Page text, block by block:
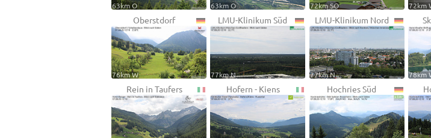
63km O 63km O 72km SO 72km
Oberstdorf
76km W
LMU-Klinikum Süd
77km N
LMU-Klinikum Nord
77km N 78km
Rein in Taufers Hofern - Kiens Hochries Süd